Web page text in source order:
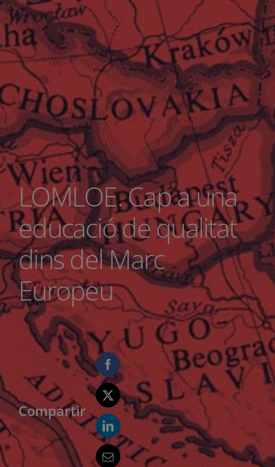
LOMLOE. Cap a una
educació de qualitat
dins del Marc
Europeu
Compartir